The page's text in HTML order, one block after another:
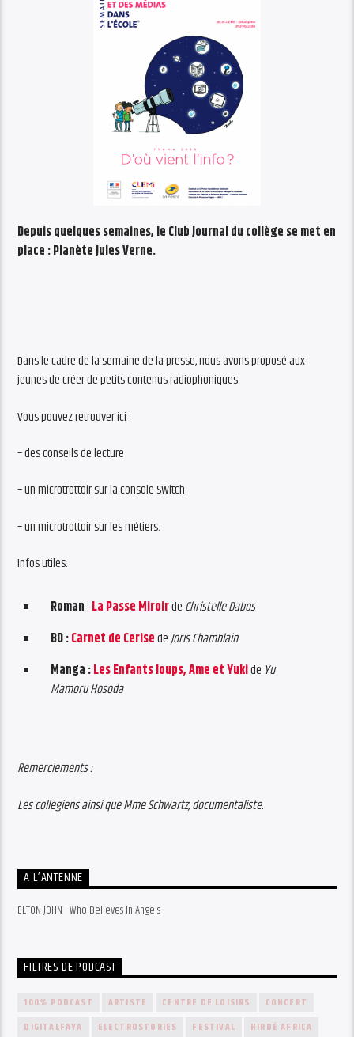
Depuis quelques semaines, le Club Journal du collège se met en
place : Planète Jules Verne.
Dans le cadre de la semaine de la presse, nous avons proposé aux
jeunes de créer de petits contenus radiophoniques.
Vous pouvez retrouver ici :
– des conseils de lecture
– un microtrottoir sur la console Switch
– un microtrottoir sur les métiers.
Infos utiles:
Roman : La Passe Miroirde Christelle Dabos
BD :Carnet de CerisedeJoris Chamblain
Manga :Les Enfants loups, Ame et Yukide Yu
Mamoru Hosoda
Remerciements :
Les collégiens ainsi que Mme Schwartz, documentaliste.
A L’ANTENNE
ELTON JOHN - Who Believes In Angels
FILTRES DE PODCAST
100% PODCAST ARTISTE CENTRE DE LOISIRS
CONCERT
DIGITALFAYA
ELECTROSTORIES FESTIVAL HIRDÉ AFRICA